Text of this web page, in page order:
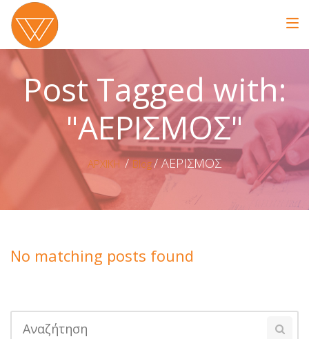
Post Tagged with:
"ΑΕΡΙΣΜΟΣ"
ΑΡΧΙΚΗ Blog ΑΕΡΙΣΜΟΣ
No matching posts found